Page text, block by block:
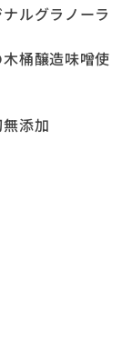
ルグラノーラ
桶醸造味噌使
添加